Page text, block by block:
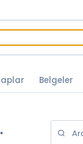
Belgeler